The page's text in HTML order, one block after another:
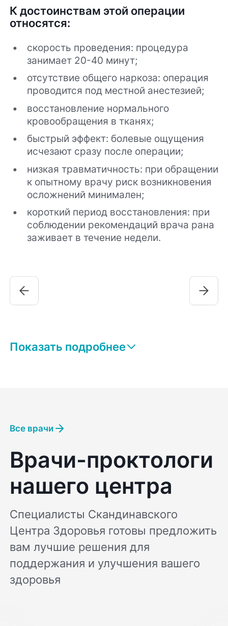
К достоинствам этой операции
относятся:
скорость проведения: процедура
занимает 20-40 минут;
отсутствие общего наркоза: операция
проводится под местной анестезией;
восстановление нормального
кровообращения в тканях;
быстрый эффект: болевые ощущения
исчезают сразу после операции;
низкая травматичность: при обращении
к опытному врачу риск возникновения
осложнений минимален;
короткий период восстановления: при
соблюдении рекомендаций врача рана
заживает в течение недели.
Показать подробнее
Все врачи
Врачи-проктологи
нашего центра
Специалисты Скандинавского
Центра Здоровья готовы предложить
вам лучшие решения для
поддержания и улучшения вашего
здоровья